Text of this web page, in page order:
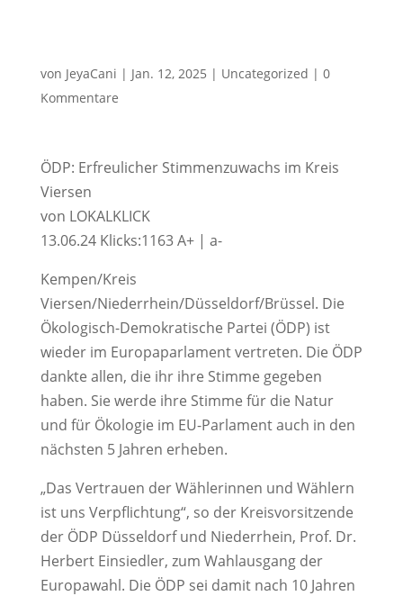
von JeyaCani | Jan. 12, 2025 | Uncategorized | 0
Kommentare
ÖDP: Erfreulicher Stimmenzuwachs im Kreis
Viersen
von LOKALKLICK
13.06.24 Klicks:1163 A+ | a-
Kempen/Kreis
Viersen/Niederrhein/Düsseldorf/Brüssel. Die
Ökologisch-Demokratische Partei (ÖDP) ist
wieder im Europaparlament vertreten. Die ÖDP
dankte allen, die ihr ihre Stimme gegeben
haben. Sie werde ihre Stimme für die Natur
und für Ökologie im EU-Parlament auch in den
nächsten 5 Jahren erheben.
„Das Vertrauen der Wählerinnen und Wählern
ist uns Verpflichtung“, so der Kreisvorsitzende
der ÖDP Düsseldorf und Niederrhein, Prof. Dr.
Herbert Einsiedler, zum Wahlausgang der
Europawahl. Die ÖDP sei damit nach 10 Jahren